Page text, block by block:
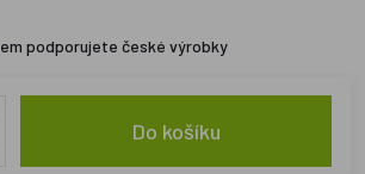
podporujete české výrobky
Do košíku